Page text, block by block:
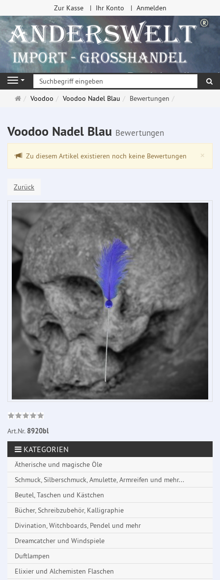
Zur Kasse Ihr Konto Anmelden
Navigation
Startseite
Voodoo Voodoo Nadel Blau Bewertungen
Voodoo Nadel Blau Bewertungen
×
Zu diesem Artikel existieren noch keine Bewertungen
Zurück
Art.Nr. 8920bl
KATEGORIEN
Ätherische und magische Öle
Schmuck, Silberschmuck, Amulette, Armreifen und mehr...
Beutel, Taschen und Kästchen
Bücher, Schreibzubehör, Kalligraphie
Divination, Witchboards, Pendel und mehr
Dreamcatcher und Windspiele
Duftlampen
Elixier und Alchemisten Flaschen